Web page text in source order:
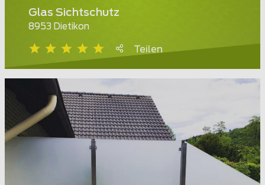
Glas Sichtschutz
8953 Dietikon
Teilen